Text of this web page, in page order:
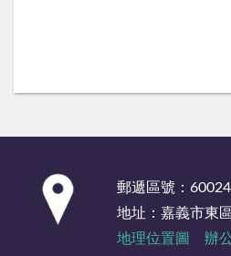
郵遞區號：
地址：嘉義市東
地理位置圖
辦